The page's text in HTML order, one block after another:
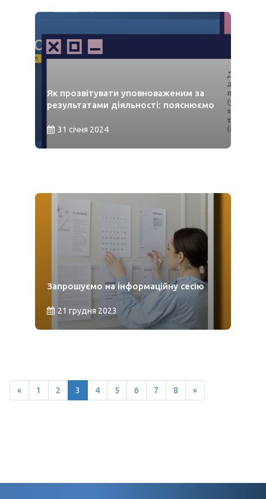
Як прозвітувати уповноваженим за
результатами діяльності: пояснюємо
31 січня 2024
Запрошуємо на інформаційну сесію
21 грудня 2023
« 1 2 3 4 5 6 7 8 »